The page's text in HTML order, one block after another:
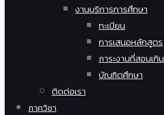
งานบริการการศึกษา
ทะเบียน
การเสนอหลักสูตร
ภาระงานที่สอนเกิน
บัณฑิตศึกษา
ติดต่อเรา
ภาควิชา